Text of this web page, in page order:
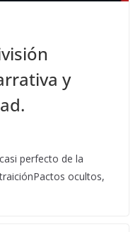
y
perfecto de la
ocultos,